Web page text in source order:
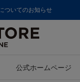
ついてのお知らせ
公式ホームページ